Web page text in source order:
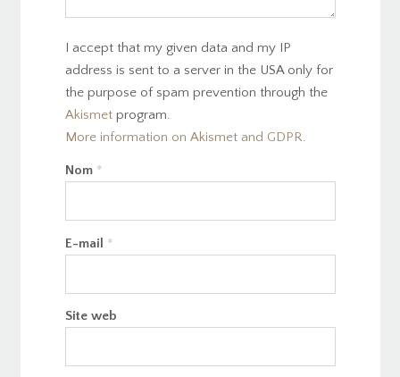
I accept that my given data and my IP
address is sent to a server in the USA only for
the purpose of spam prevention through the
Akismetprogram.
More information on Akismet and GDPR.
Nom *
E-mail *
Site web